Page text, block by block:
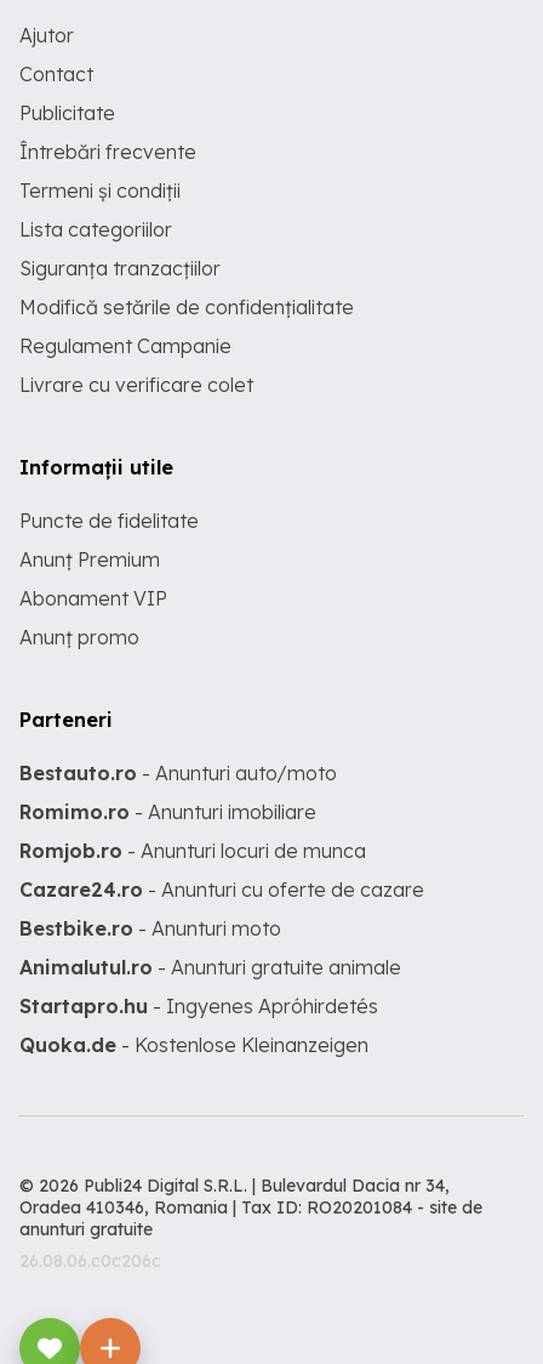
Ajutor
Contact
Publicitate
Întrebări frecvente
Termeni și condiții
Lista categoriilor
Siguranța tranzacțiilor
Modifică setările de confidențialitate
Regulament Campanie
Livrare cu verificare colet
Informații utile
Puncte de fidelitate
Anunț Premium
Abonament VIP
Anunț promo
Parteneri
Bestauto.ro - Anunturi auto/moto
Romimo.ro - Anunturi imobiliare
Romjob.ro - Anunturi locuri de munca
Cazare24.ro - Anunturi cu oferte de cazare
Bestbike.ro - Anunturi moto
Animalutul.ro - Anunturi gratuite animale
Startapro.hu - Ingyenes Apróhirdetés
Quoka.de - Kostenlose Kleinanzeigen
© 2026 Publi24 Digital S.R.L. | Bulevardul Dacia nr 34,
Oradea 410346, Romania | Tax ID: RO20201084 - site de
anunturi gratuite
26.08.06.c0c206c